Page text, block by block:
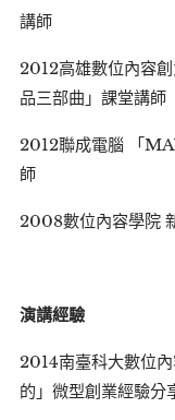
講師
2012高雄數位內容
品三部曲」課堂講師
2012聯成電腦 「
師
2008數位內容學院
演講經驗
2014南臺科大數位
的」微型創業經驗分